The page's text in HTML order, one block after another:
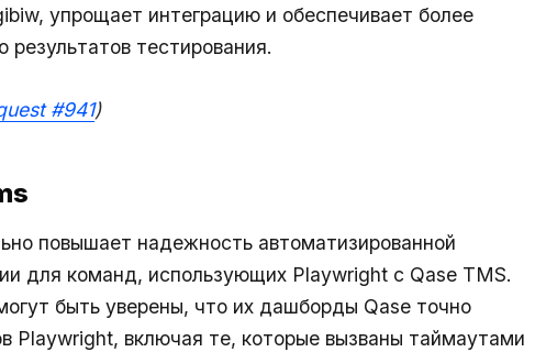
упрощает интеграцию и обеспечивает более
тестирования.
#941)
повышает надежность автоматизированной
для команд, использующих Playwright с Qase TMS.
быть уверены, что их дашборды Qase точно
Playwright, включая те, которые вызваны таймаутами